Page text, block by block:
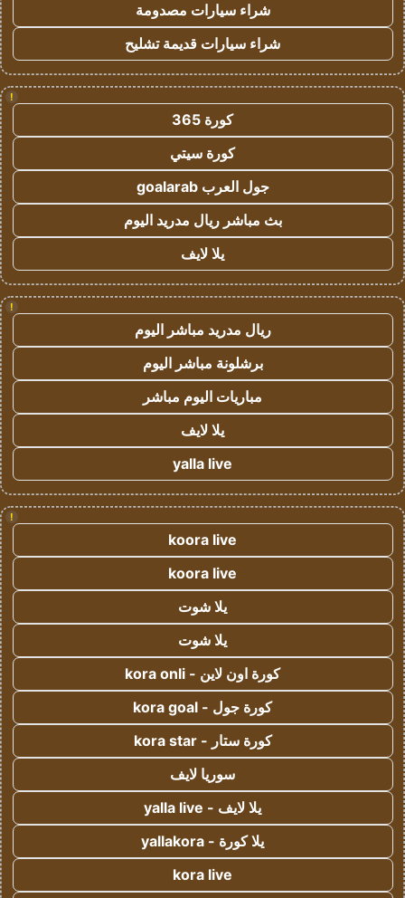
شراء سيارات مصدومة
شراء سيارات قديمة تشليح
!
كورة 365
كورة سيتي
جول العرب goalarab
بث مباشر ريال مدريد اليوم
يلا لايف
!
ريال مدريد مباشر اليوم
برشلونة مباشر اليوم
مباريات اليوم مباشر
يلا لايف
yalla live
!
koora live
koora live
يلا شوت
يلا شوت
كورة اون لاين - kora onli
كورة جول - kora goal
كورة ستار - kora star
سوريا لايف
يلا لايف - yalla live
يلا كورة - yallakora
kora live